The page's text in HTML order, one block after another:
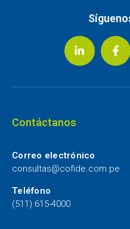
Contáctanos
Correo electrónico
consultas@cofide.com.pe
Teléfono
(511) 615-4000